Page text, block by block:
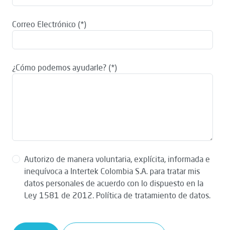
Correo Electrónico
¿Cómo podemos ayudarle?
Autorizo de manera voluntaria, explícita, informada e
inequívoca a Intertek Colombia S.A. para tratar mis
datos personales de acuerdo con lo dispuesto en la
Ley 1581 de 2012. Política de tratamiento de datos.